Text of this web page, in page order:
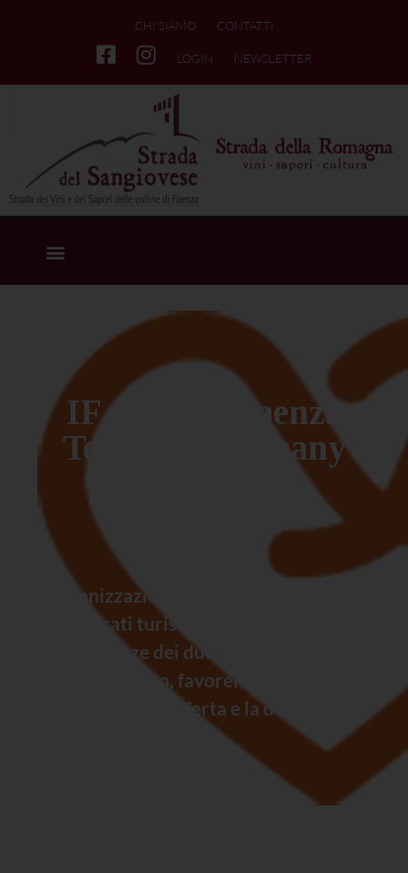
CHI SIAMO CONTATTI
LOGIN NEWSLETTER
IF – Imola Faenza
Tourism Company
L’organizzazione punta direttamente ai
mercati turistici, valorizzando le
eccellenze dei due territori, molto
simili tra loro, favorendo l’incontro
diretto tra l’offerta e la domanda